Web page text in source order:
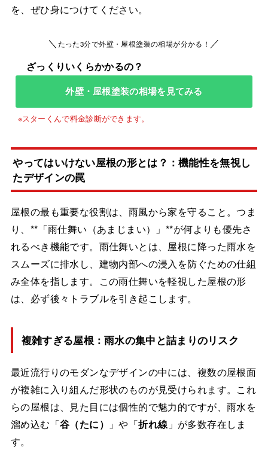
を、ぜひ身につけてください。
＼ たった3分で外壁・屋根塗装の相場が分かる！ ／
外壁・屋根塗装の相場を見てみる
やってはいけない屋根の形とは？：機能性を無視し
たデザインの罠
屋根の最も重要な役割は、雨風から家を守ること。つま
り、**「雨仕舞い（あまじまい）」**が何よりも優先さ
れるべき機能です。雨仕舞いとは、屋根に降った雨水を
スムーズに排水し、建物内部への浸入を防ぐための仕組
み全体を指します。この雨仕舞いを軽視した屋根の形
は、必ず後々トラブルを引き起こします。
複雑すぎる屋根：雨水の集中と詰まりのリスク
最近流行りのモダンなデザインの中には、複数の屋根面
が複雑に入り組んだ形状のものが見受けられます。これ
らの屋根は、見た目には個性的で魅力的ですが、雨水を
溜め込む「谷（たに） 」や「折れ線 」が多数存在しま
す。